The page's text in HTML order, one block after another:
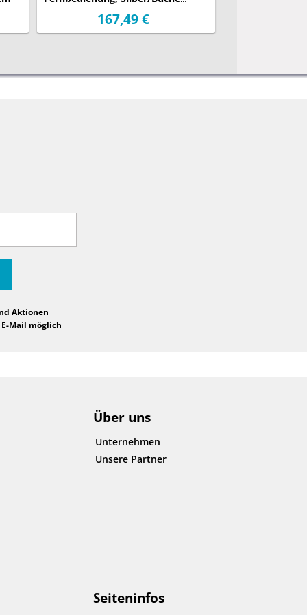
167,49 €
Aktionen
Mail möglich
Über uns
Unternehmen
Unsere Partner
Seiteninfos